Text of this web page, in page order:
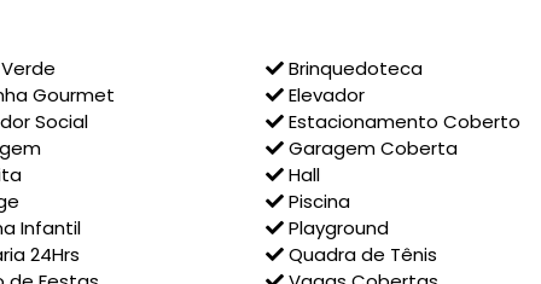
Brinquedoteca
Gourmet
Elevador
Social
Estacionamento Coberto
Garagem Coberta
Hall
Piscina
Infantil
Playground
24Hrs
Quadra de Tênis